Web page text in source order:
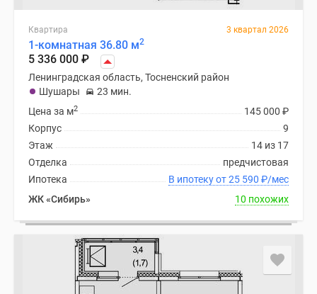
Квартира 3 квартал 2026
1-комнатная 36.80 м2
5 336 000 ₽
Ленинградская область, Тосненский район
Шушары
23 мин.
145 000 ₽
Цена за м2
9
Корпус
14 из 17
Этаж
предчистовая
Отделка
В ипотеку от 25 590 ₽/мес
Ипотека
ЖК «Сибирь»
10 похожих